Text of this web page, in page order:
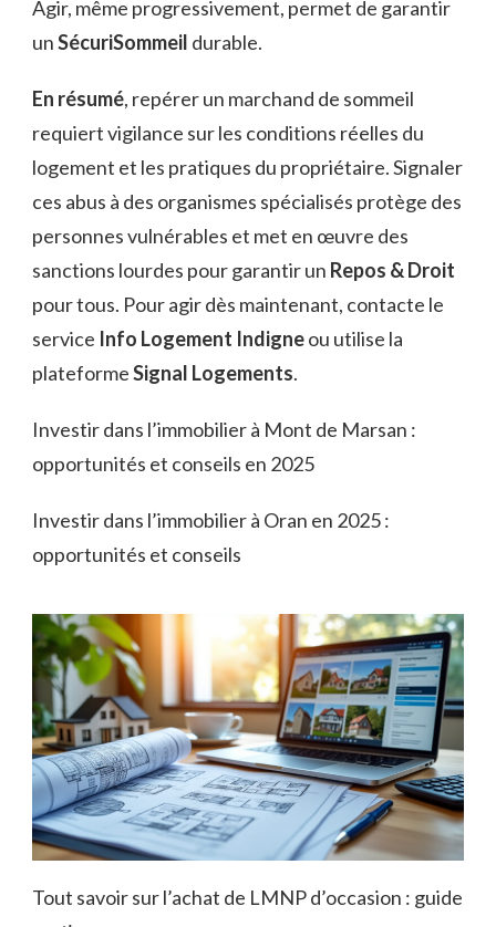
Agir, même progressivement, permet de garantir
unSécuriSommeil durable.
En résumé, repérer un marchand de sommeil
requiert vigilance sur les conditions réelles du
logement et les pratiques du propriétaire. Signaler
ces abus à des organismes spécialisés protège des
personnes vulnérables et met en œuvre des
sanctions lourdes pour garantir un Repos & Droit
pour tous. Pour agir dès maintenant, contacte le
service Info Logement Indigneou utilise la
plateformeSignal Logements.
Investir dans l’immobilier à Mont de Marsan :
opportunités et conseils en 2025
Investir dans l’immobilier à Oran en 2025 :
opportunités et conseils
Tout savoir sur l’achat de LMNP d’occasion : guide